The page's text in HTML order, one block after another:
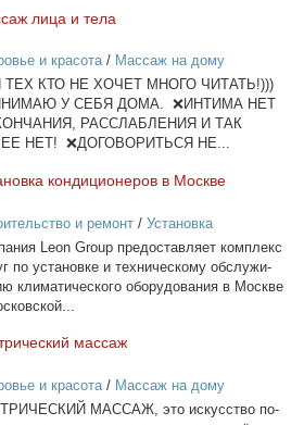
ли­ца и те­ла
и красота/ Массаж на дому
ТЕХ КТО НЕ ХОЧЕТ МНОГО ЧИТАТЬ!)))
У СЕБЯ ДОМА. ❌ИНТИМА НЕТ
РАССЛАБЛЕНИЯ И ТАК
НЕТ! ❌ДОГОВОРИТЬСЯ НЕ...
кон­ди­ци­о­не­ров в Москве
и ремонт/ Установка
Leon Group предо­став­ля­ет ком­плекс
по уста­нов­ке и тех­ни­че­ско­му об­слу­жи­
кли­ма­ти­че­ско­го обо­ру­до­ва­ния в Москве
мас­саж
и красота/ Массаж на дому
МАССАЖ, это ис­кус­ство по­